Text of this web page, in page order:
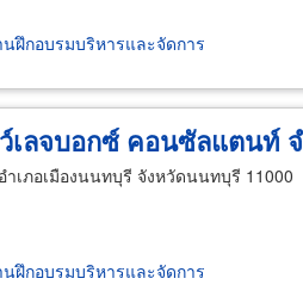
นฝึกอบรมบริหารและจัดการ
เลจบอกซ์ คอนซัลแตนท์
เภอเมืองนนทบุรี จังหวัดนนทบุรี 11000
นฝึกอบรมบริหารและจัดการ